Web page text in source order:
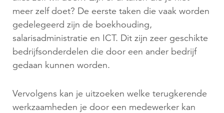
meer zelf doet? De eerste taken die vaak worden
gedelegeerd zijn de boekhouding,
salarisadministratie en ICT. Dit zijn zeer geschikte
bedrijfsonderdelen die door een ander bedrijf
gedaan kunnen worden.
Vervolgens kan je uitzoeken welke terugkerende
werkzaamheden je door een medewerker kan